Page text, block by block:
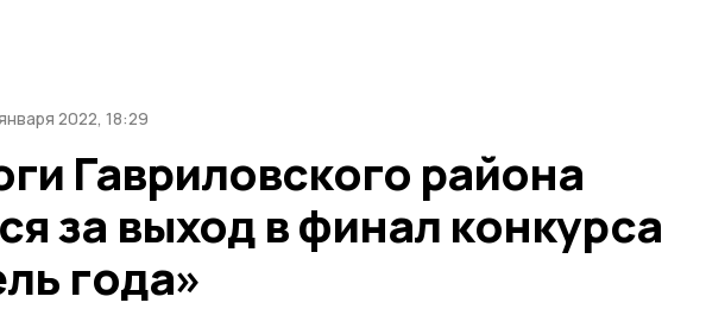
2022, 18:29
Гавриловского района
за выход в финал конкурса
года»